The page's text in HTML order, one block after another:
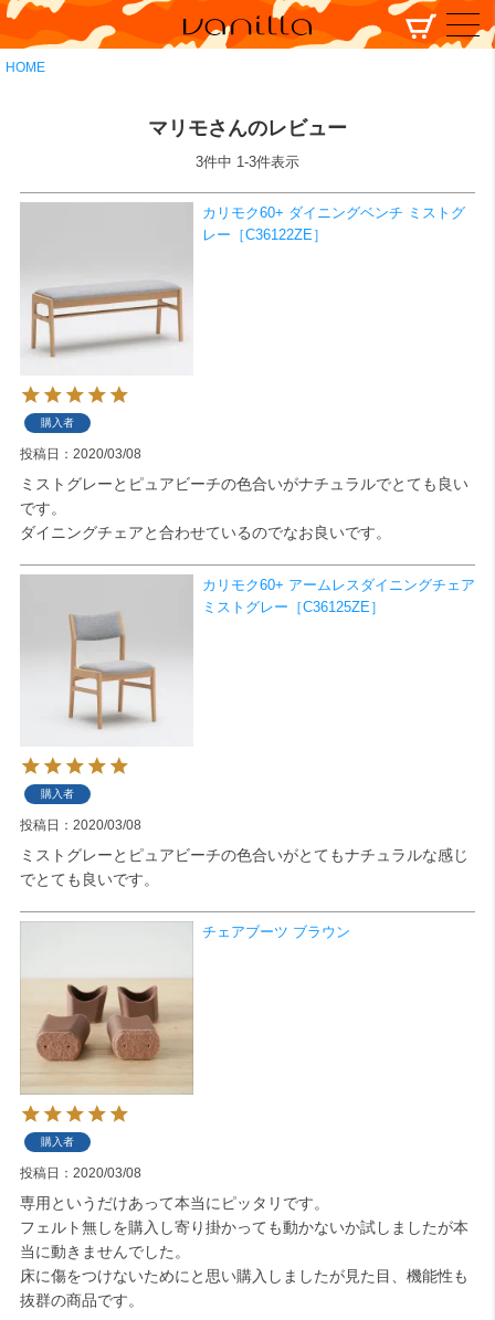
HOME
マリモさんのレビュー
3件中 1-3件表示
カリモク60+ ダイニングベンチ ミストグ
レー［C36122ZE］
購入者
投稿日 2020/03/08
ミストグレーとピュアビーチの色合いがナチュラルでとても良い
です。
ダイニングチェアと合わせているのでなお良いです。
カリモク60+ アームレスダイニングチェア
ミストグレー［C36125ZE］
購入者
投稿日 2020/03/08
ミストグレーとピュアビーチの色合いがとてもナチュラルな感じ
チェアブーツ ブラウン
購入者
投稿日 2020/03/08
専用というだけあって本当にピッタリです。
フェルト無しを購入し寄り掛かっても動かないか試しましたが本
当に動きませんでした。
床に傷をつけないためにと思い購入しましたが見た目、機能性も
抜群の商品です。